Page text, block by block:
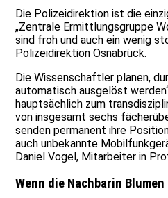
Die Polizeidirektion ist die
„Zentrale Ermittlungsgruppe
sind froh und auch ein wenig
Polizeidirektion Osnabrück.
Die Wissenschaftler planen,
automatisch ausgelöst
hauptsächlich zum
von insgesamt sechs
senden permanent ihre
auch unbekannte
Daniel Vogel, Mitarbeiter in
Wenn die Nachbarin